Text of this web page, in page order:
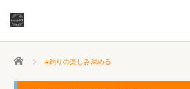
ホーム #釣りの楽しみ深める